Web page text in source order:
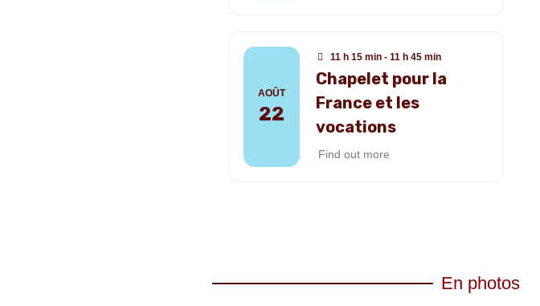
AOÛT
22
11 h 15 min - 11 h 45 min
Chapelet pour la
France et les
vocations
Find out more
En photos